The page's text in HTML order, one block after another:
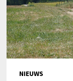
NIEUWS